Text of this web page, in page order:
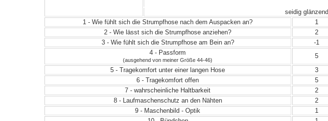
seidig
1 - Wie fühlt sich die Strumpfhose nach dem Auspacken an? 1
2 - Wie lässt sich die Strumpfhose anziehen?
2
3 - Wie fühlt sich die Strumpfhose am Bein an?
-1
4 - Passform
(ausgehend von meiner Größe 44-46)
5
5 - Tragekomfort unter einer langen Hose
3
6 - Tragekomfort offen
5
7 - wahrscheinliche Haltbarkeit
2
8 - Laufmaschenschutz an den Nähten
2
9 - Maschenbild - Optik
1